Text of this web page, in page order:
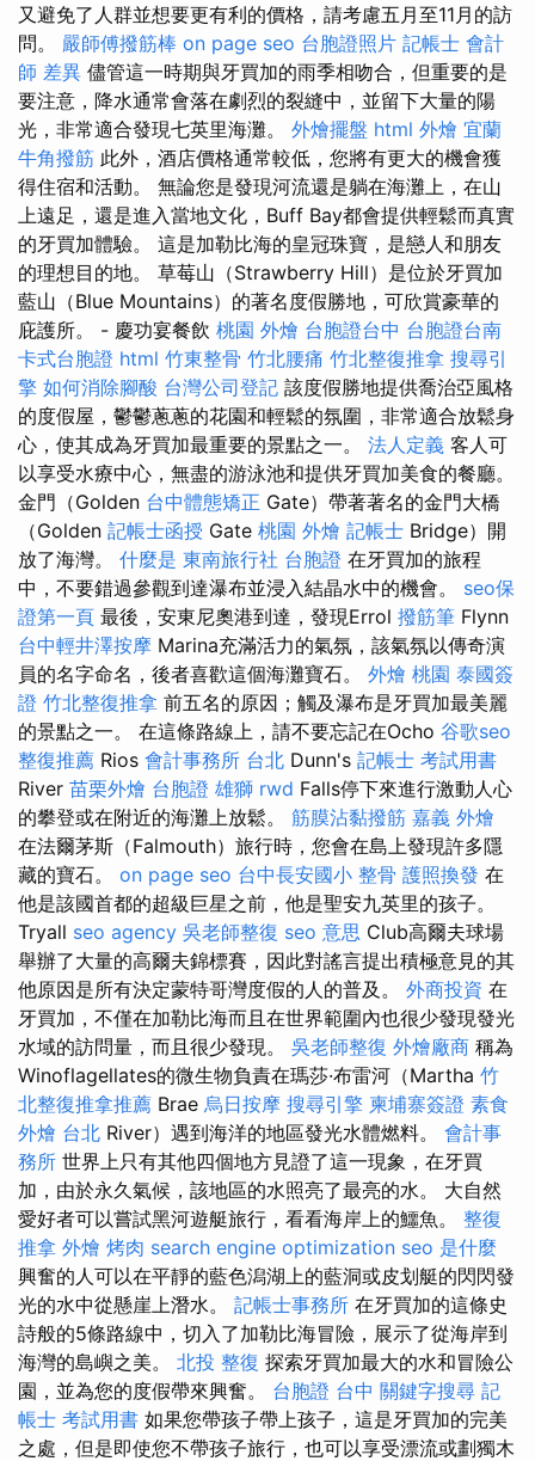
又避免了人群並想要更有利的價格，請考慮五月至11月的訪
問。 嚴師傅撥筋棒 on page seo 台胞證照片 記帳士 會計
師 差異 儘管這一時期與牙買加的雨季相吻合，但重要的是
要注意，降水通常會落在劇烈的裂縫中，並留下大量的陽
光，非常適合發現七英里海灘。 外燴擺盤 html 外燴 宜蘭
牛角撥筋 此外，酒店價格通常較低，您將有更大的機會獲
得住宿和活動。 無論您是發現河流還是躺在海灘上，在山
上遠足，還是進入當地文化，Buff Bay都會提供輕鬆而真實
的牙買加體驗。 這是加勒比海的皇冠珠寶，是戀人和朋友
的理想目的地。 草莓山（Strawberry Hill）是位於牙買加
藍山（Blue Mountains）的著名度假勝地，可欣賞豪華的
庇護所。 - 慶功宴餐飲 桃園 外燴 台胞證台中 台胞證台南
卡式台胞證 html 竹東整骨 竹北腰痛 竹北整復推拿 搜尋引
擎 如何消除腳酸 台灣公司登記 該度假勝地提供喬治亞風格
的度假屋，鬱鬱蔥蔥的花園和輕鬆的氛圍，非常適合放鬆身
心，使其成為牙買加最重要的景點之一。 法人定義 客人可
以享受水療中心，無盡的游泳池和提供牙買加美食的餐廳。
金門（Golden 台中體態矯正 Gate）帶著著名的金門大橋
（Golden 記帳士函授 Gate 桃園 外燴 記帳士 Bridge）開
放了海灣。 什麼是 東南旅行社 台胞證 在牙買加的旅程
中，不要錯過參觀到達瀑布並浸入結晶水中的機會。 seo保
證第一頁 最後，安東尼奧港到達，發現Errol 撥筋筆 Flynn
台中輕井澤按摩 Marina充滿活力的氣氛，該氣氛以傳奇演
員的名字命名，後者喜歡這個海灘寶石。 外燴 桃園 泰國簽
證 竹北整復推拿 前五名的原因；觸及瀑布是牙買加最美麗
的景點之一。 在這條路線上，請不要忘記在Ocho 谷歌seo
整復推薦 Rios 會計事務所 台北 Dunn's 記帳士 考試用書
River 苗栗外燴 台胞證 雄獅 rwd Falls停下來進行激動人心
的攀登或在附近的海灘上放鬆。 筋膜沾黏撥筋 嘉義 外燴
在法爾茅斯（Falmouth）旅行時，您會在島上發現許多隱
藏的寶石。 on page seo 台中長安國小 整骨 護照換發 在
他是該國首都的超級巨星之前，他是聖安九英里的孩子。
Tryall seo agency 吳老師整復 seo 意思 Club高爾夫球場
舉辦了大量的高爾夫錦標賽，因此對謠言提出積極意見的其
他原因是所有決定蒙特哥灣度假的人的普及。 外商投資 在
牙買加，不僅在加勒比海而且在世界範圍內也很少發現發光
水域的訪問量，而且很少發現。 吳老師整復 外燴廠商 稱為
Winoflagellates的微生物負責在瑪莎·布雷河（Martha 竹
北整復推拿推薦 Brae 烏日按摩 搜尋引擎 柬埔寨簽證 素食
外燴 台北 River）遇到海洋的地區發光水體燃料。 會計事
務所 世界上只有其他四個地方見證了這一現象，在牙買
加，由於永久氣候，該地區的水照亮了最亮的水。 大自然
愛好者可以嘗試黑河遊艇旅行，看看海岸上的鱷魚。 整復
推拿 外燴 烤肉 search engine optimization seo 是什麼
興奮的人可以在平靜的藍色潟湖上的藍洞或皮划艇的閃閃發
光的水中從懸崖上潛水。 記帳士事務所 在牙買加的這條史
詩般的5條路線中，切入了加勒比海冒險，展示了從海岸到
海灣的島嶼之美。 北投 整復 探索牙買加最大的水和冒險公​​
園，並為您的度假帶來興奮。 台胞證 台中 關鍵字搜尋 記
帳士 考試用書 如果您帶孩子帶上孩子，這是牙買加的完美
之處，但是即使您不帶孩子旅行，也可以享受漂流或劃獨木